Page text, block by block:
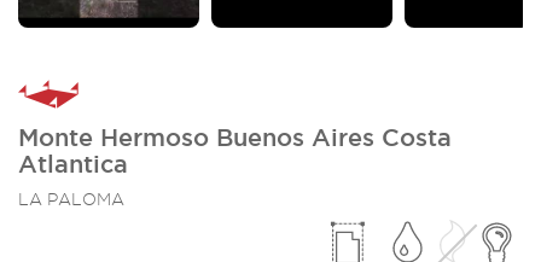
Monte Hermoso Buenos Aires Costa
Atlantica
LA PALOMA